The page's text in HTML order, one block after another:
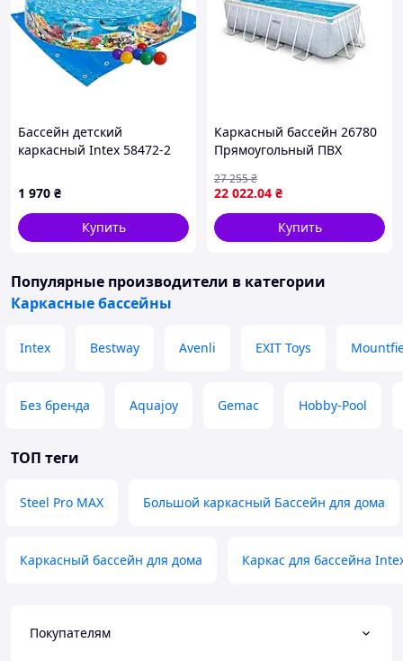
Бассейн детский
каркасный Intex 58472-2
см, с шариками 10 шт,
подстилкой
1 970 ₴
Купить
Каркасный бассейн 26780
Прямоугольный ПВХ
22 022.04 ₴
27 255₴
Купить
Популярные производители в категории
Каркасные бассейны
Intex Bestway Avenli EXIT Toys
Без бренда Aquajoy Gemac Hobby-Pool
ТОП теги
Steel Pro MAX Большой каркасный Бассейн для дома
Каркасный бассейн для дома Каркас для бассейна
Покупателям